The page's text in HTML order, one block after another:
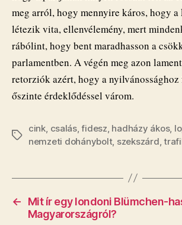
meg arról, hogy mennyire káros, hogy a
létezik vita, ellenvélemény, mert
rábólint, hogy bent maradhasson a
parlamentben. A végén meg azon
retorziók azért, hogy a
őszinte érdeklődéssel várom.
Címkék
cink, csalás,fidesz, hadházy ákos,
nemzeti dohánybolt, szekszárd,
←
Mit ír egy londoni Blümchen-
Magyarországról?